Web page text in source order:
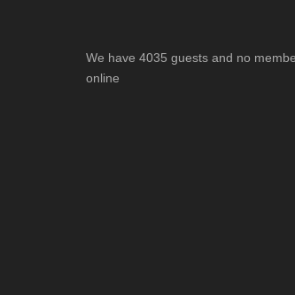
We have 4035 guests and no
online